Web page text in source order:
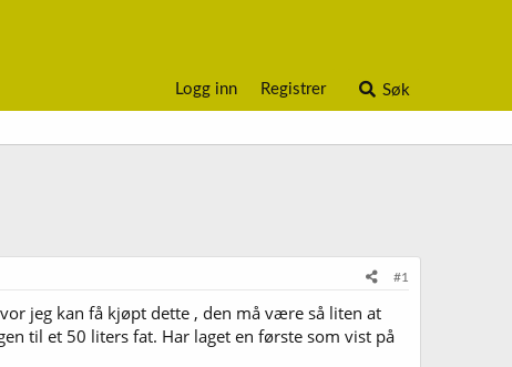
Logg inn Registrer Søk
#1
jeg kan få kjøpt dette , den må være så liten at
til et 50 liters fat. Har laget en første som vist på